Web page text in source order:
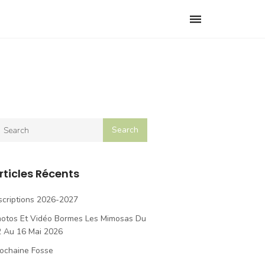
Toggle
Récents
2026-2027
Et Vidéo Bormes Les Mimosas Du
Au 16 Mai 2026
Fosse